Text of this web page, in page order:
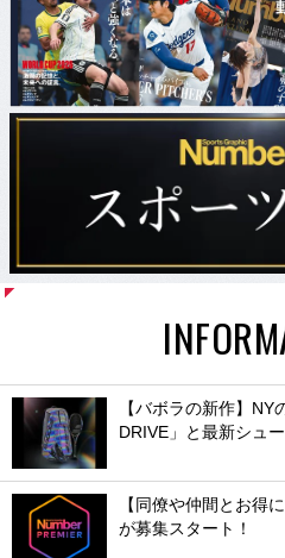
【バボラの新作】
DRIVE」と最新シュ
【同僚や仲間とお得
が募集スタート！